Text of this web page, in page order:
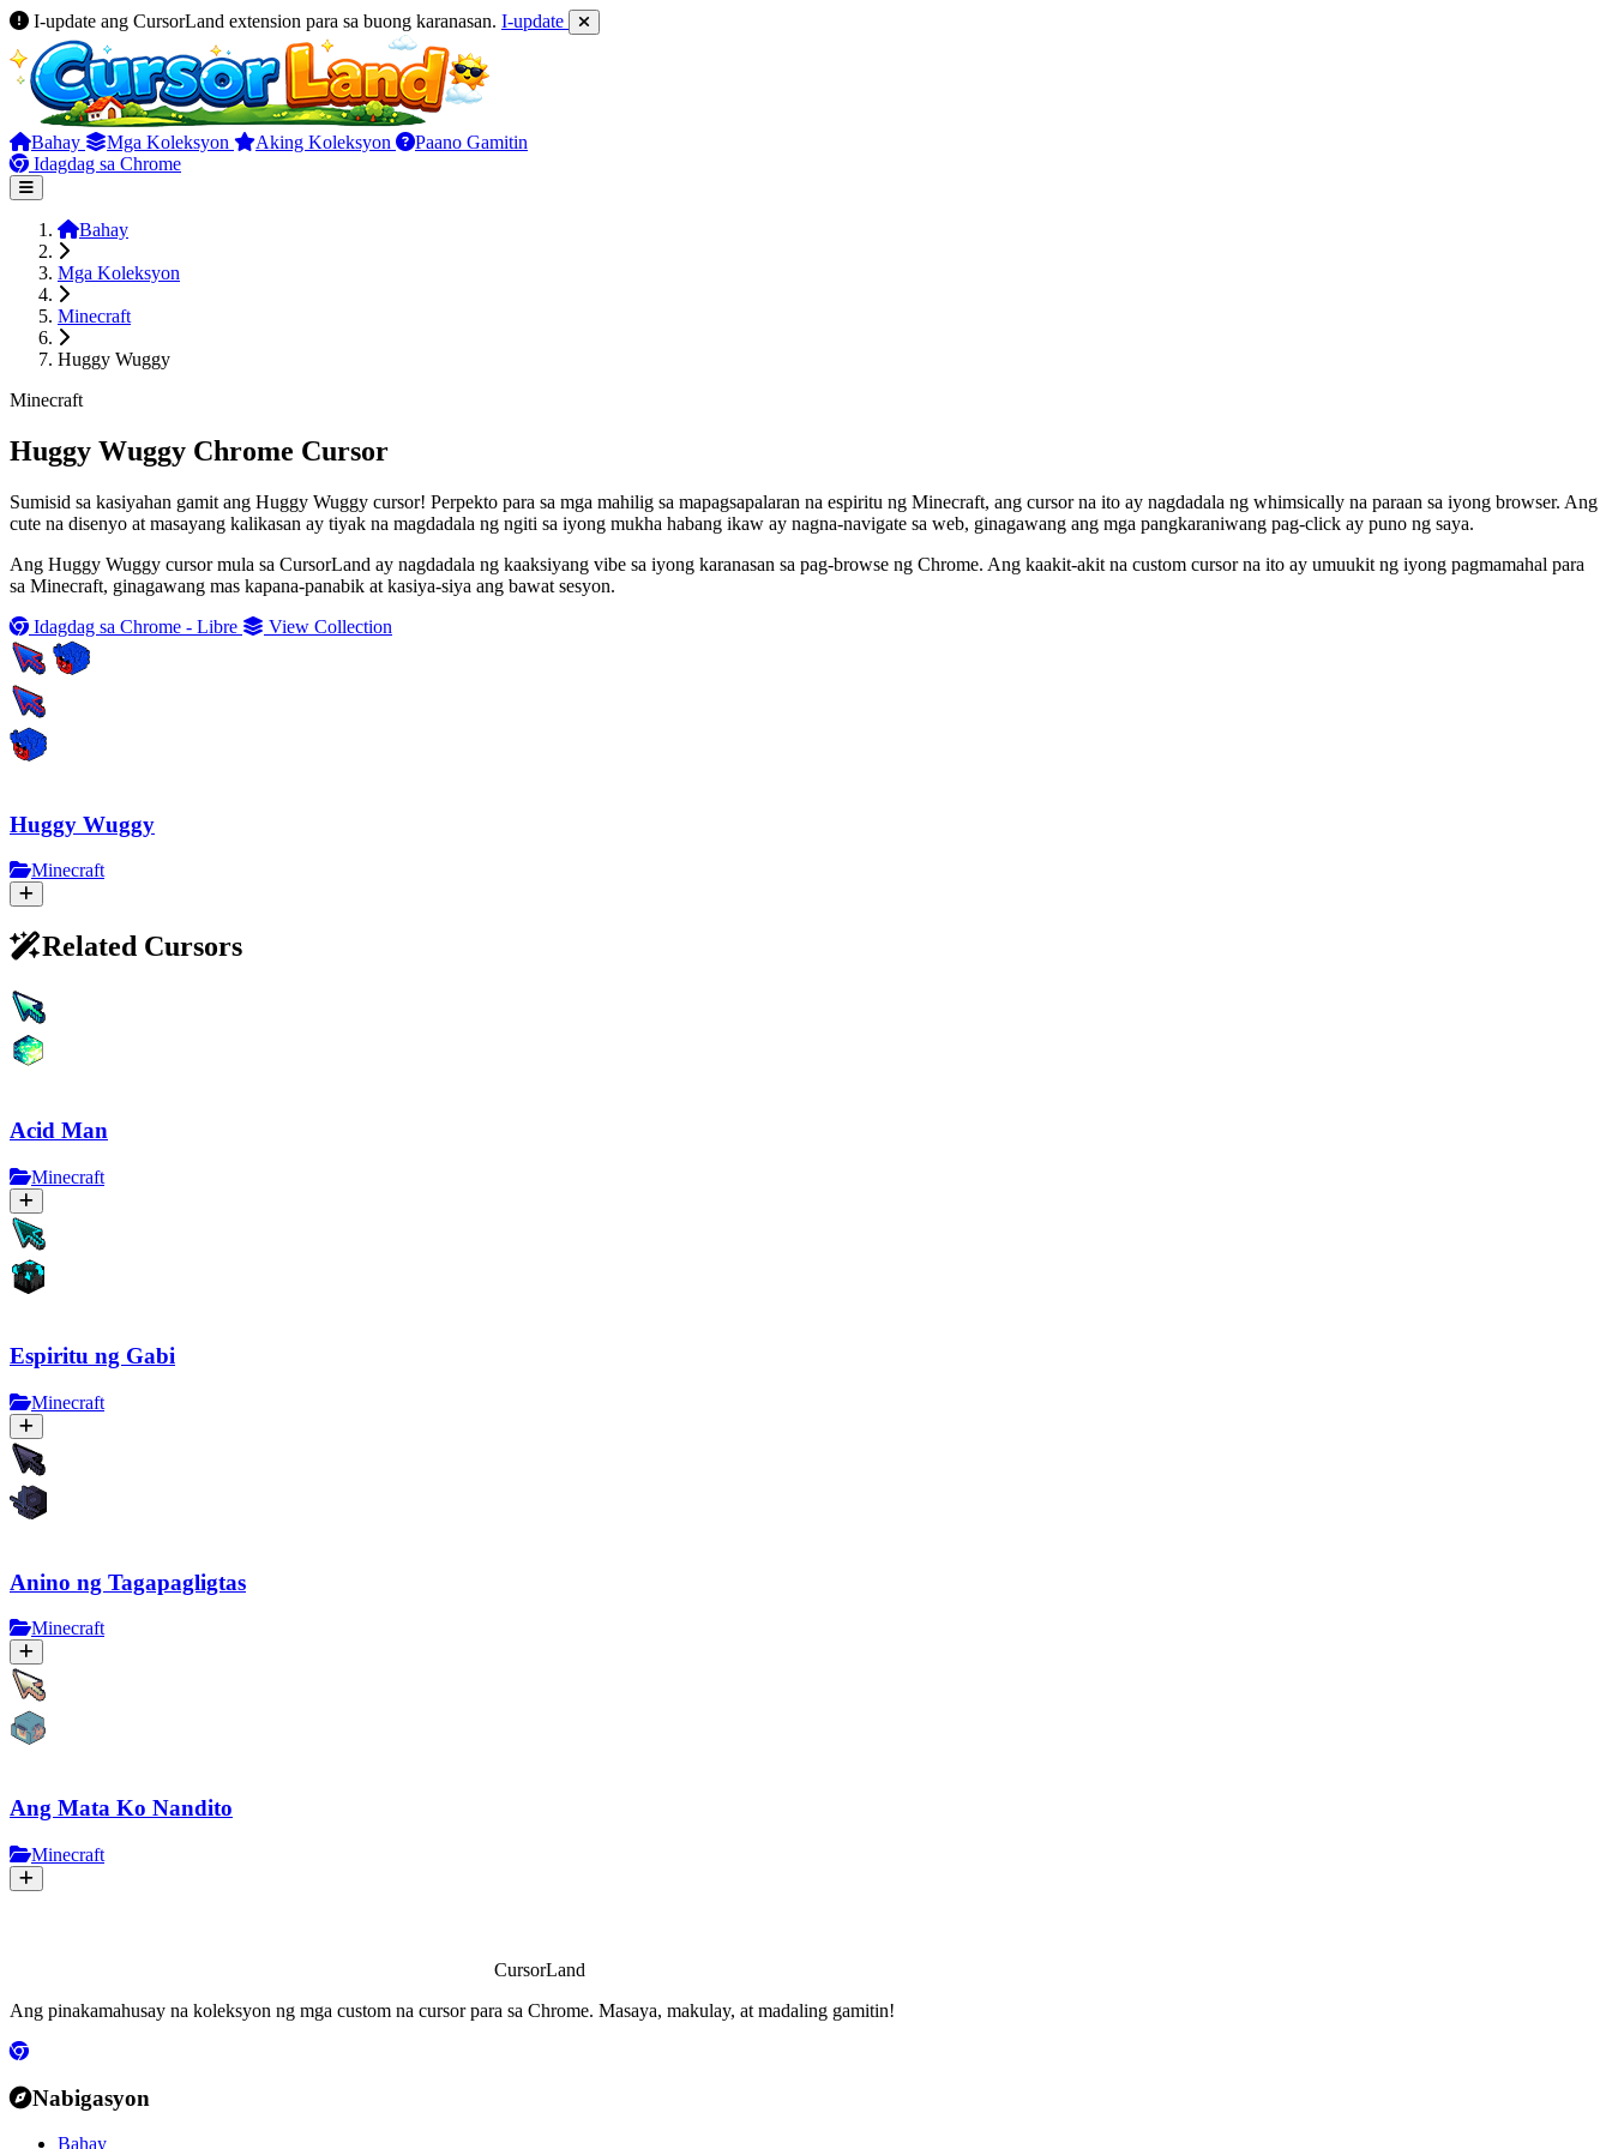
I-update ang CursorLand extension para sa buong karanasan. I-update
Bahay Mga Koleksyon Aking Koleksyon
Paano Gamitin
Idagdag sa Chrome
Bahay
Mga Koleksyon
Minecraft
Huggy Wuggy
Minecraft
Huggy Wuggy Chrome Cursor
Sumisid sa kasiyahan gamit ang Huggy Wuggy cursor! Perpekto para sa mga mahilig sa mapagsapalaran na espiritu ng Minecraft, ang cursor na ito ay nagdadala ng whimsically na paraan sa iyong browser. Ang
cute na disenyo at masayang kalikasan ay tiyak na magdadala ng ngiti sa iyong mukha habang ikaw ay nagna-navigate sa web, ginagawang ang mga pangkaraniwang pag-click ay puno ng saya.
Ang Huggy Wuggy cursor mula sa CursorLand ay nagdadala ng kaaksiyang vibe sa iyong karanasan sa pag-browse ng Chrome. Ang kaakit-akit na custom cursor na ito ay umuukit ng iyong pagmamahal para
sa Minecraft, ginagawang mas kapana-panabik at kasiya-siya ang bawat sesyon.
Idagdag sa Chrome - Libre
View Collection
Huggy Wuggy
Minecraft
Related Cursors
Acid Man
Minecraft
Espiritu ng Gabi
Minecraft
Anino ng Tagapagligtas
Minecraft
Ang Mata Ko Nandito
Minecraft
CursorLand
Ang pinakamahusay na koleksyon ng mga custom na cursor para sa Chrome. Masaya, makulay, at madaling gamitin!
Nabigasyon
Bahay